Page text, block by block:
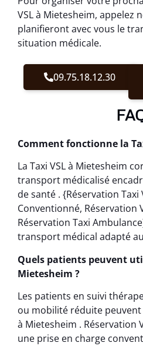
VSL à Mietesheim, appelez
planifieront avec vous le
situation médicale.
09.75.18.12.30
Comment fonctionne la
La Taxi VSL à Mietesheim
transport médicalisé
de santé . {Réservation Taxi
Conventionné, Réservation
Réservation Taxi
transport médical adapté
Quels patients peuvent
Mietesheim ?
Les patients en suivi
ou mobilité réduite peuvent
à Mietesheim . Réservation
une prise en charge